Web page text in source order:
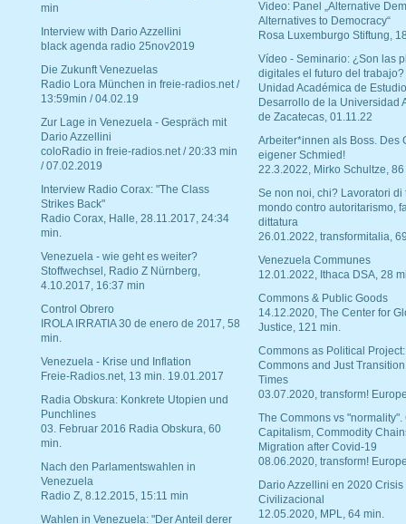
min
Interview with Dario Azzellini
black agenda radio 25nov2019
Die Zukunft Venezuelas
Radio Lora München in freie-radios.net /
13:59min / 04.02.19
Zur Lage in Venezuela - Gespräch mit
Dario Azzellini
coloRadio in freie-radios.net / 20:33 min
/ 07.02.2019
Interview Radio Corax: "The Class
Strikes Back"
Radio Corax, Halle, 28.11.2017, 24:34
min.
Venezuela - wie geht es weiter?
Stoffwechsel, Radio Z Nürnberg,
4.10.2017, 16:37 min
Control Obrero
IROLA IRRATIA 30 de enero de 2017, 58
min.
Venezuela - Krise und Inflation
Freie-Radios.net, 13 min. 19.01.2017
Radia Obskura: Konkrete Utopien und
Punchlines
03. Februar 2016 Radia Obskura, 60
min.
Nach den Parlamentswahlen in
Venezuela
Radio Z, 8.12.2015, 15:11 min
Wahlen in Venezuela: "Der Anteil derer
Video: Panel „Alternative
Alternatives to Democracy“
Rosa Luxemburgo Stiftung,
Vídeo - Seminario: ¿Son las
digitales el futuro del trabajo?
Unidad Académica de
Desarrollo de la Universidad
de Zacatecas, 01.11.22
Arbeiter*innen als Boss. Des
eigener Schmied!
22.3.2022, Mirko Schultze, 86
Se non noi, chi? Lavoratori di
mondo contro autoritarismo,
dittatura
26.01.2022, transformitalia,
Venezuela Communes
12.01.2022, Ithaca DSA, 28
Commons & Public Goods
14.12.2020, The Center for
Justice, 121 min.
Commons as Political Project:
Commons and Just
Times
03.07.2020, transform!
The Commons vs "normality".
Capitalism, Commodity
Migration after Covid-19
08.06.2020, transform!
Dario Azzellini en 2020 Crisis
Civilizacional
12.05.2020, MPL, 64 min.